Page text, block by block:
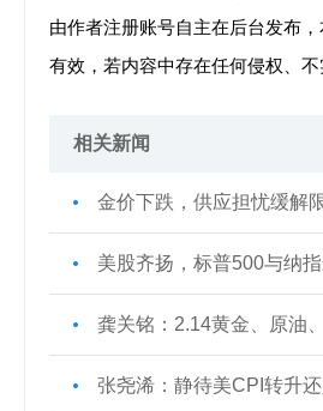
由作者注册账号自主在后台发布
有效，若内容中存在任何侵权、
相关新闻
金价下跌，供应担忧缓解
美股齐扬，标普500与纳
龚关铭：2.14黄金、原油
张尧浠：静待美CPI转升